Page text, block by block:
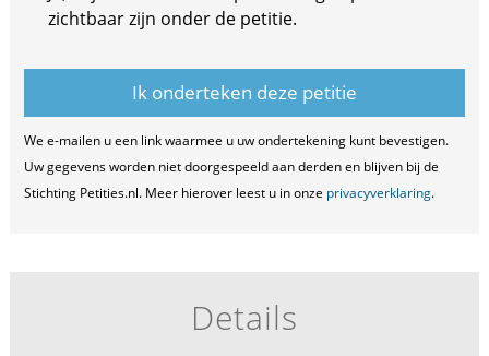
zichtbaar zijn onder de petitie.
We e-mailen u een link waarmee u uw ondertekening kunt bevestigen.
Uw gegevens worden niet doorgespeeld aan derden en blijven bij de
Stichting Petities.nl. Meer hierover leest u in onze privacyverklaring.
Details